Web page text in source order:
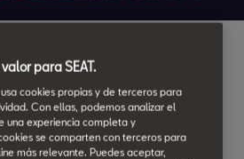
Ampliado
para SEAT.
usa cookies propias y de terceros para
Con ellas, podemos analizar el
una experiencia completa y
se comparten con terceros para
más relevante. Puedes aceptar,